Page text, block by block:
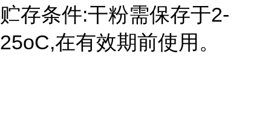
贮存条件:干粉需保存于2-
25oC,在有效期前使用。